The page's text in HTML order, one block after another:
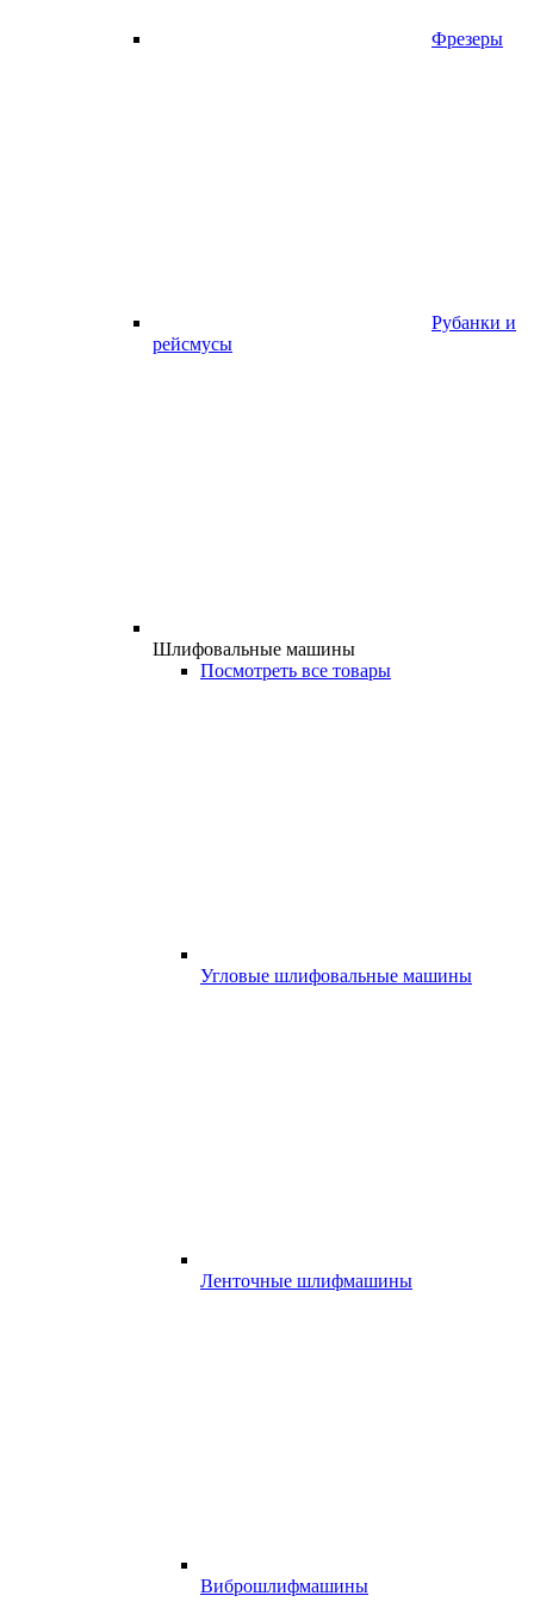
Фрезеры
Рубанки и
рейсмусы
Шлифовальные машины
Посмотреть все товары
Угловые шлифовальные машины
Ленточные шлифмашины
Виброшлифмашины